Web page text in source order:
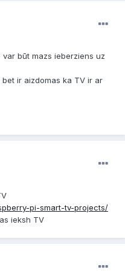
būt mazs ieberziens uz
ir aizdomas ka TV ir ar
pi-smart-tv-projects/
ieksh TV